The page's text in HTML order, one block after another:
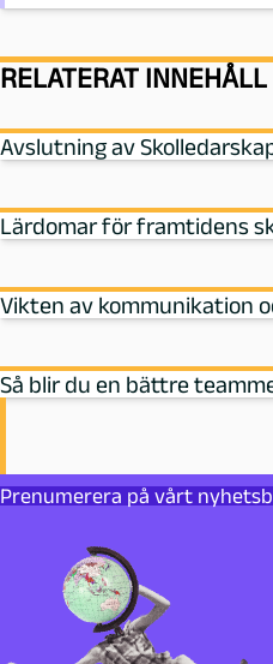
RELATERAT INNEHÅLL
Avslutning av
Lärdomar för framtidens
Vikten av kommunikation
Så blir du en bättre
Prenumerera på vårt